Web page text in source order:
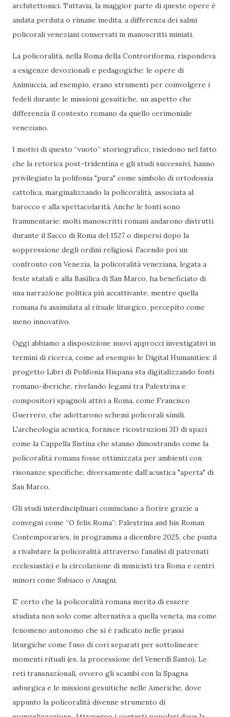
architettonici. Tuttavia, la maggior parte di queste opere è
andata perduta o rimane inedita, a differenza dei salmi
policorali veneziani conservati in manoscritti miniati.
La policoralità, nella Roma della Controriforma, rispondeva
a esigenze devozionali e pedagogiche: le opere di
Animuccia, ad esempio, erano strumenti per coinvolgere i
fedeli durante le missioni gesuitiche, un aspetto che
differenzia il contesto romano da quello cerimoniale
veneziano.
I motivi di questo “vuoto” storiografico, risiedono nel fatto
che la retorica post-tridentina e gli studi successivi, hanno
privilegiato la polifonia "pura" come simbolo di ortodossia
cattolica, marginalizzando la policoralità, associata al
barocco e alla spettacolarità. Anche le fonti sono
frammentarie: molti manoscritti romani andarono distrutti
durante il Sacco di Roma del 1527 o dispersi dopo la
soppressione degli ordini religiosi. Facendo poi un
confronto con Venezia, la policoralità veneziana, legata a
feste statali e alla Basilica di San Marco, ha beneficiato di
una narrazione politica più accattivante, mentre quella
romana fu assimilata al rituale liturgico, percepito come
meno innovativo.
Oggi abbiamo a disposizione nuovi approcci investigativi in
termini di ricerca, come ad esempio le Digital Humanities: il
progetto Libri di Polifonia Hispana sta digitalizzando fonti
romano-iberiche, rivelando legami tra Palestrina e
compositori spagnoli attivi a Roma, come Francisco
Guerrero, che adottarono schemi policorali simili.
L'archeologia acustica, fornisce ricostruzioni 3D di spazi
come la Cappella Sistina che stanno dimostrando come la
policoralità romana fosse ottimizzata per ambienti con
risonanze specifiche, diversamente dall’acustica "aperta" di
San Marco.
Gli studi interdisciplinari cominciano a fiorire grazie a
convegni come “O felix Roma”: Palestrina and his Roman
Contemporaries, in programma a dicembre 2025, che punta
a rivalutare la policoralità attraverso l’analisi di patronati
ecclesiastici e la circolazione di musicisti tra Roma e centri
minori come Subiaco o Anagni.
E' certo che la policoralità romana merita di essere
studiata non solo come alternativa a quella veneta, ma come
fenomeno autonomo che si è radicato nelle prassi
liturgiche come l’uso di cori separati per sottolineare
momenti rituali (es. la processione del Venerdì Santo). Le
reti transnazionali, ovvero gli scambi con la Spagna
asburgica e le missioni gesuitiche nelle Americhe, dove
appunto la policoralità divenne strumento di